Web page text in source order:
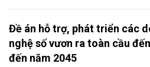
Đề án hỗ trợ, phát triển các
nghệ số vươn ra toàn cầu
đến năm 2045